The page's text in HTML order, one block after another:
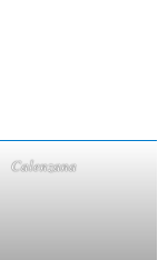
Calenzana